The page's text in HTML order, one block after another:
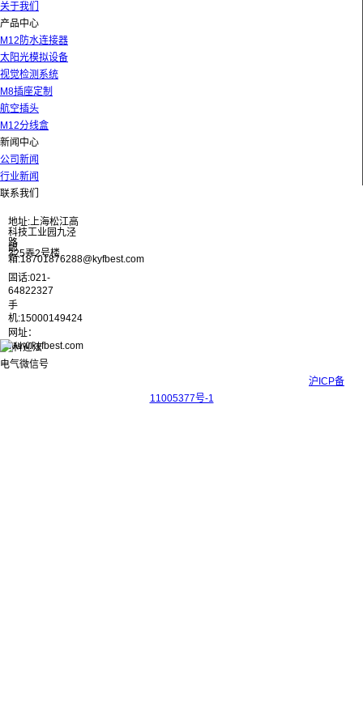
关于我们
产品中心
M12防水连接器
太阳光模拟设备
视觉检测系统
M8插座定制
航空插头
M12分线盒
新闻中心
公司新闻
行业新闻
联系我们
地址:上海松江高
科技工业园九泾
路
325弄2号楼
邮
箱:18701876288@kyfbest.com
固话:021-
64822327
手
机:15000149424
网址：
www.kyfbest.com
沪ICP备
11005377号-1